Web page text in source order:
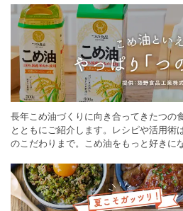
長年こめ油づくりに向き合ってきたつの
とともにご紹介します。レシピや活用術
のこだわりまで。こめ油をもっと好きに